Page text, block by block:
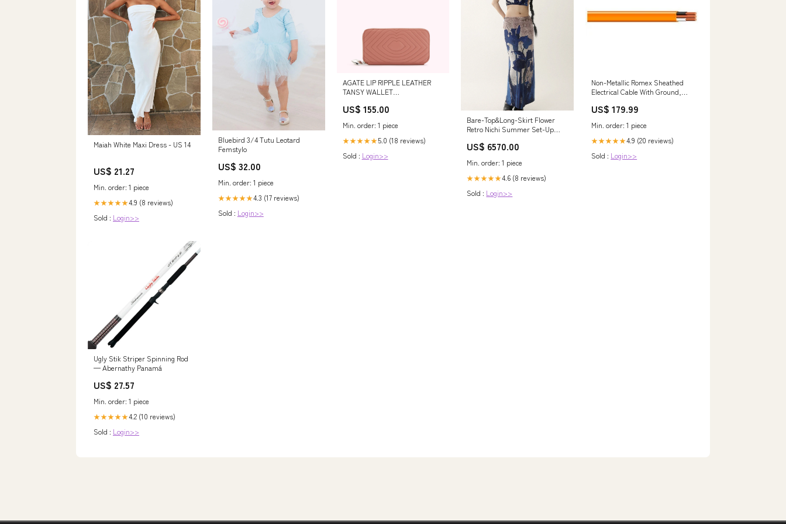
Maiah White Maxi Dress - US 14
US$ 21.27
Min. order: 1 piece
★★★★★4.9 (8 reviews)
Sold : Login>>
Bluebird 3/4 Tutu Leotard
Femstylo
US$ 32.00
Min. order: 1 piece
★★★★★4.3 (17 reviews)
Sold : Login>>
AGATE LIP RIPPLE LEATHER
TANSY WALLET
US$ 155.00
Min. order: 1 piece
★★★★★5.0 (18 reviews)
Sold : Login>>
Bare-Top&Long-Skirt Flower
Retro Nichi Summer Set-Up
US$ 6570.00
Min. order: 1 piece
★★★★★4.6 (8 reviews)
Sold : Login>>
Non-Metallic Romex Sheathed
Electrical Cable With Ground,
US$ 179.99
Min. order: 1 piece
★★★★★4.9 (20 reviews)
Sold : Login>>
Ugly Stik Striper Spinning Rod
— Abernathy Panamá
US$ 27.57
Min. order: 1 piece
★★★★★4.2 (10 reviews)
Sold : Login>>